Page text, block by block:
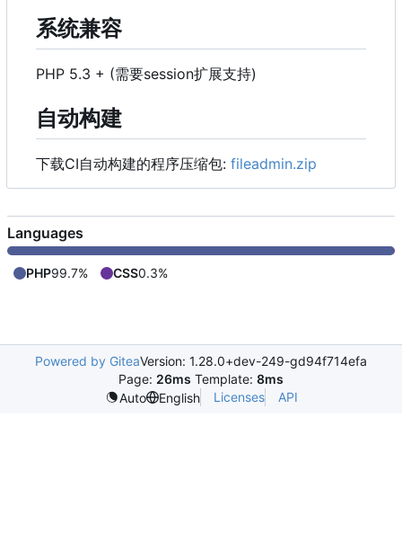
系统兼容
PHP 5.3 + (需要session扩展支持)
自动构建
下载CI自动构建的程序压缩包: fileadmin.zip
Languages
PHP99.7% CSS0.3%
Powered by GiteaVersion: 1.28.0+dev-249-gd94f714efa
Page: 26ms Template: 8ms
Auto
English Licenses API